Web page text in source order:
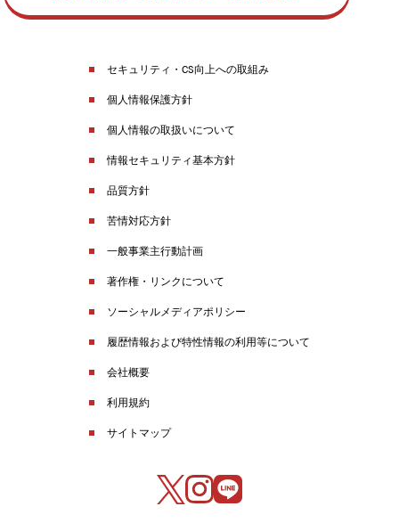
セキュリティ・CS向上への取組み
個人情報保護方針
個人情報の取扱いについて
情報セキュリティ基本方針
品質方針
苦情対応方針
一般事業主行動計画
著作権・リンクについて
ソーシャルメディアポリシー
履歴情報および特性情報の利用等について
会社概要
利用規約
サイトマップ